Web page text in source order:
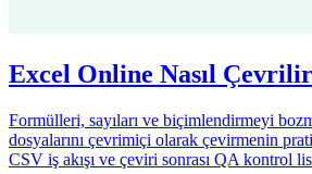
Excel Online Nasıl
Formülleri, sayıları ve biçimlendirmeyi
dosyalarını çevrimiçi olarak çevirmenin
CSV iş akışı ve çeviri sonrası QA kontrol